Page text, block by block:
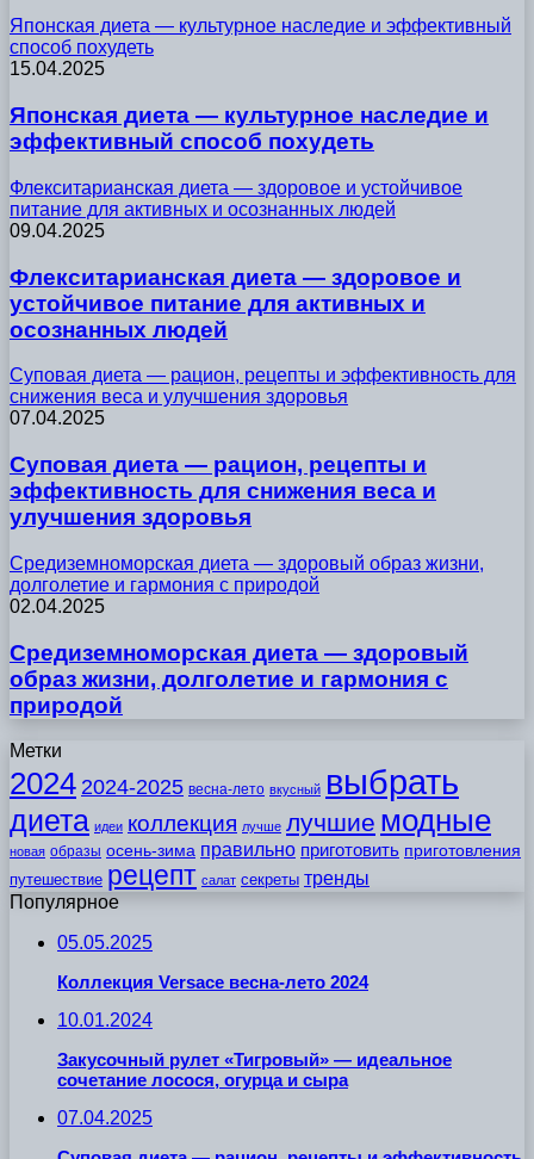
Японская диета — культурное наследие и эффективный
способ похудеть
15.04.2025
Японская диета — культурное наследие и
эффективный способ похудеть
Флекситарианская диета — здоровое и устойчивое
питание для активных и осознанных людей
09.04.2025
Флекситарианская диета — здоровое и
устойчивое питание для активных и
осознанных людей
Суповая диета — рацион, рецепты и эффективность для
снижения веса и улучшения здоровья
07.04.2025
Суповая диета — рацион, рецепты и
эффективность для снижения веса и
улучшения здоровья
Средиземноморская диета — здоровый образ жизни,
долголетие и гармония с природой
02.04.2025
Средиземноморская диета — здоровый
образ жизни, долголетие и гармония с
природой
Метки
2024 2024-2025 весна-лето вкусный выбрать
диета идеи коллекция лучше лучшие модные
новая образы осень-зима правильно приготовить приготовления
путешествие рецепт салат секреты тренды
Популярное
05.05.2025
Коллекция Versace весна-лето 2024
10.01.2024
Закусочный рулет «Тигровый» — идеальное
сочетание лосося, огурца и сыра
07.04.2025